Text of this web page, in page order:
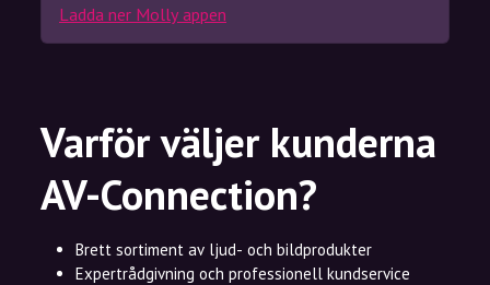
Ladda ner Molly appen
Varför väljer kunderna
AV-Connection?
Brett sortiment av ljud- och bildprodukter
Expertrådgivning och professionell kundservice